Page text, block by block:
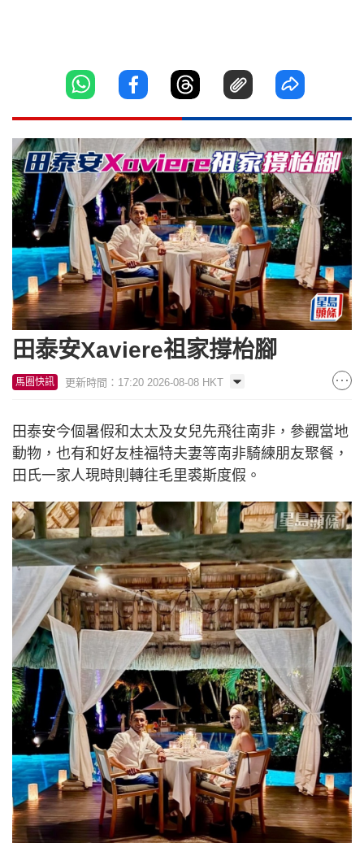
田泰安Xaviere祖家撐枱腳
馬圈快訊 更新時間：17:20 2026-08-08 HKT
田泰安今個暑假和太太及女兒先飛往南非，參觀當地
動物，也有和好友桂福特夫妻等南非騎練朋友聚餐，
田氏一家人現時則轉往毛里裘斯度假。